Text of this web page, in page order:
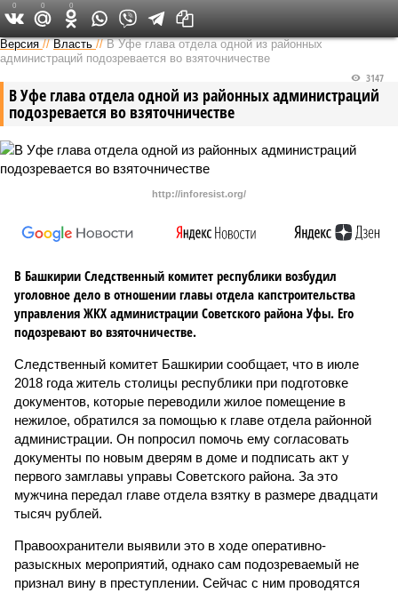
Версия в Башкирии
Версия //Власть //В Уфе глава отдела одной из районных
администраций подозревается во взяточничестве
В Уфе глава отдела одной из районных администраций
подозревается во взяточничестве
3147
http://inforesist.org/
В Башкирии Следственный комитет республики возбудил
уголовное дело в отношении главы отдела капстроительства
управления ЖКХ администрации Советского района Уфы. Его
подозревают во взяточничестве.
Следственный комитет Башкирии сообщает, что в июле
2018 года житель столицы республики при подготовке
документов, которые переводили жилое помещение в
нежилое, обратился за помощью к главе отдела районной
администрации. Он попросил помочь ему согласовать
документы по новым дверям в доме и подписать акт у
первого замглавы управы Советского района. За это
мужчина передал главе отдела взятку в размере двадцати
тысяч рублей.
Правоохранители выявили это в ходе оперативно-
разыскных мероприятий, однако сам подозреваемый не
признал вину в преступлении. Сейчас с ним проводятся
0 0 0